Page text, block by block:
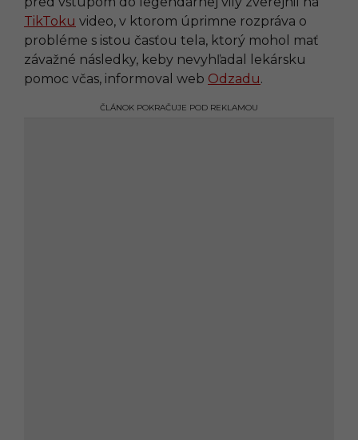
2
5
1
0
:
0
TikToku video, v ktorom úprimne rozpráva o
probléme s istou časťou tela, ktorý mohol mať
závažné následky, keby nevyhľadal lekársku
pomoc včas, informoval web Odzadu.
ČLÁNOK POKRAČUJE POD REKLAMOU